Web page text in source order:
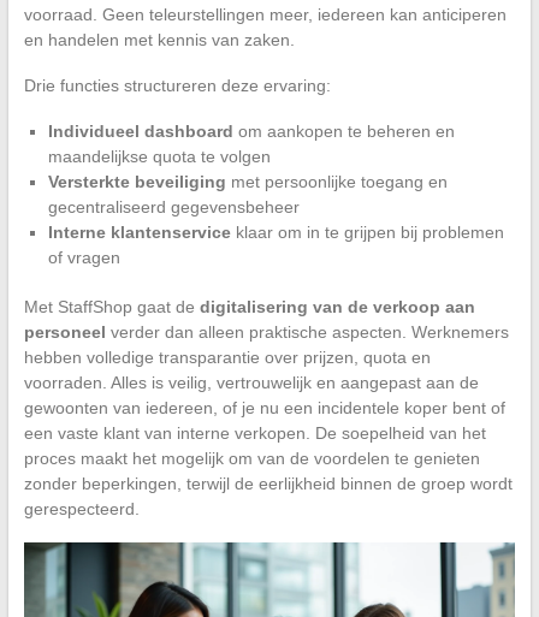
voorraad. Geen teleurstellingen meer, iedereen kan anticiperen
en handelen met kennis van zaken.
Drie functies structureren deze ervaring:
Individueel dashboard om aankopen te beheren en
maandelijkse quota te volgen
Versterkte beveiliging met persoonlijke toegang en
gecentraliseerd gegevensbeheer
Interne klantenserviceklaar om in te grijpen bij problemen
of vragen
Met StaffShop gaat de digitalisering van de verkoop aan
personeel verder dan alleen praktische aspecten. Werknemers
hebben volledige transparantie over prijzen, quota en
voorraden. Alles is veilig, vertrouwelijk en aangepast aan de
gewoonten van iedereen, of je nu een incidentele koper bent of
een vaste klant van interne verkopen. De soepelheid van het
proces maakt het mogelijk om van de voordelen te genieten
zonder beperkingen, terwijl de eerlijkheid binnen de groep wordt
gerespecteerd.